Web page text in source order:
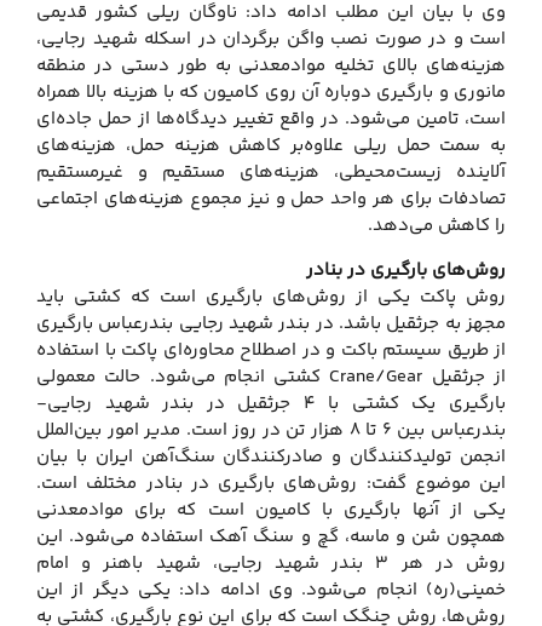
وی با بیان این مطلب ادامه داد: ناوگان ریلی کشور قدیمی
است و در صورت نصب واگن برگردان در اسکله شهید رجایی،
هزینه‌های بالای تخلیه موادمعدنی به طور دستی در منطقه
مانوری و بارگیری دوباره آن روی کامیون که با هزینه بالا همراه
است، تامین می‌شود. در واقع تغییر دیدگاه‌ها از حمل جاده‌ای
به سمت حمل ریلی علاوه‌بر کاهش هزینه حمل، هزینه‌های
آلاینده زیست‌محیطی، هزینه‌های مستقیم و غیرمستقیم
تصادفات برای هر واحد حمل و نیز مجموع هزینه‌های اجتماعی
را کاهش می‌دهد.
روش‌های بارگیری در بنادر
روش پاکت یکی از روش‌های بارگیری است که کشتی باید
مجهز به جرثقیل باشد. در بندر شهید رجایی بندرعباس بارگیری
از طریق سیستم باکت و در اصطلاح محاوره‌ای پاکت با استفاده
از جرثقیل Crane/Gear کشتی انجام می‌شود. حالت معمولی
بارگیری یک کشتی با ۴ جرثقیل در بندر شهید رجایی-
بندرعباس بین ۶ تا ۸ هزار تن در روز است. مدیر امور بین‌الملل
انجمن تولیدکنندگان و صادرکنندگان سنگ‌آهن ایران با بیان
این موضوع گفت: روش‌های بارگیری در بنادر مختلف است.
یکی از آنها بارگیری با کامیون است که برای موادمعدنی
همچون شن و ماسه، گچ و سنگ آهک استفاده می‌شود. این
روش در هر ۳ بندر شهید رجایی، شهید باهنر و امام
خمینی(ره) انجام می‌شود. وی ادامه داد: یکی دیگر از این
روش‌ها، روش چنگک است که برای این نوع بارگیری، کشتی به